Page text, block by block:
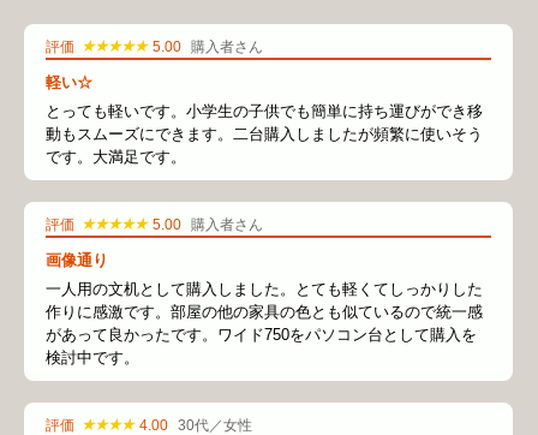
評価 ★★★★★ 5.00 購入者さん
軽い☆
とっても軽いです。小学生の子供でも簡単に持ち運びができ移
動もスムーズにできます。二台購入しましたが頻繁に使いそう
です。大満足です。
評価 ★★★★★ 5.00 購入者さん
画像通り
一人用の文机として購入しました。とても軽くてしっかりした
作りに感激です。部屋の他の家具の色とも似ているので統一感
があって良かったです。ワイド750をパソコン台として購入を
検討中です。
評価 ★★★★ 4.00 30代／女性